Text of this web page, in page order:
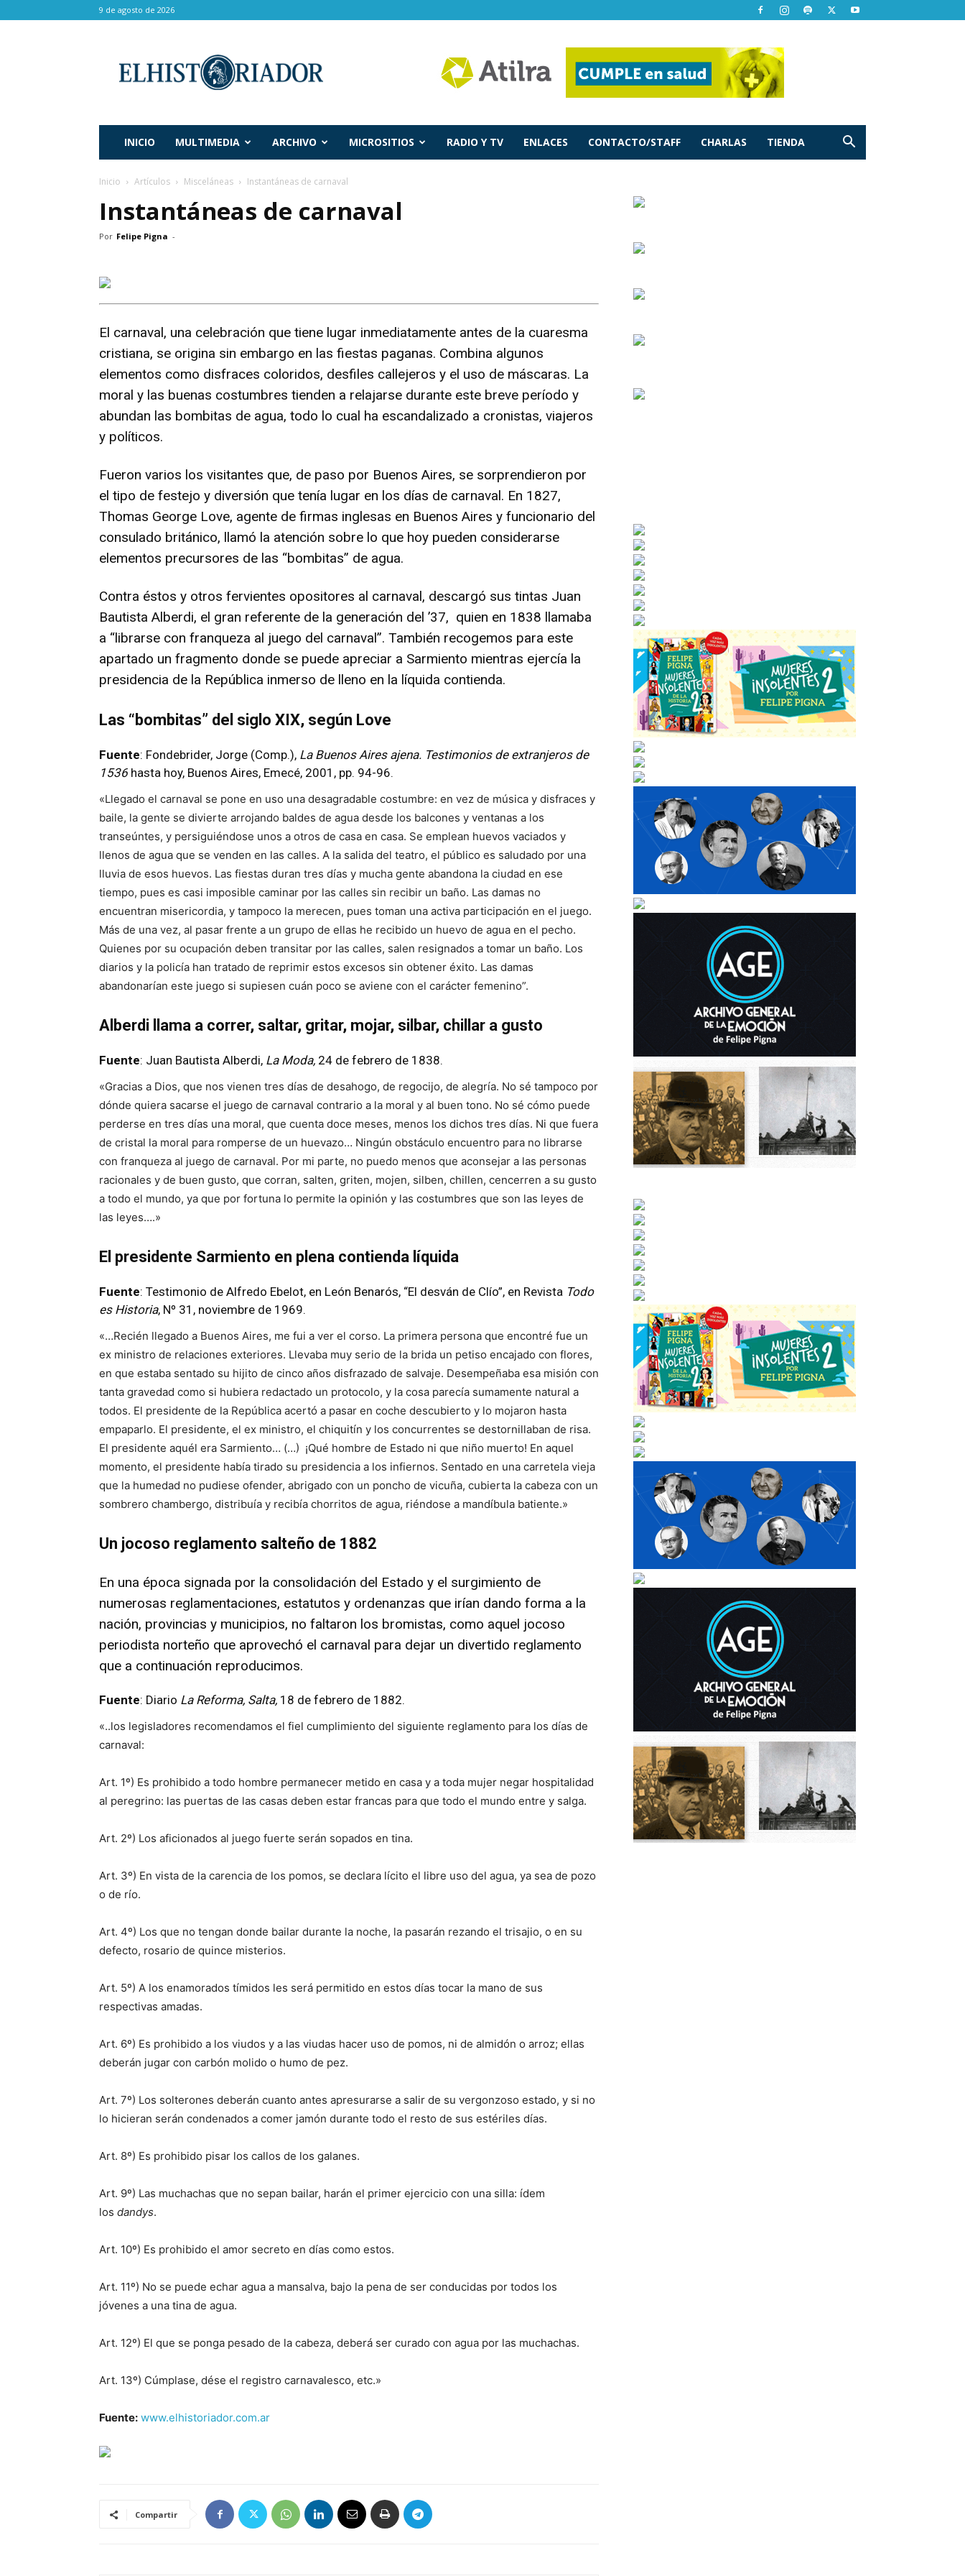
9 de agosto de 2026
Historiador
INICIO MULTIMEDIA ARCHIVO MICROSITIOS RADIO Y TV ENLACES CONTACTO/STAFF CHARLAS TIENDA
Inicio Artículos Misceláneas Instantáneas de carnaval
Instantáneas de carnaval
Por Felipe Pigna -
El carnaval, una celebración que tiene lugar inmediatamente antes de la cuaresma
cristiana, se origina sin embargo en las fiestas paganas. Combina algunos
elementos como disfraces coloridos, desfiles callejeros y el uso de máscaras. La
moral y las buenas costumbres tienden a relajarse durante este breve período y
abundan las bombitas de agua, todo lo cual ha escandalizado a cronistas, viajeros
y políticos.
Fueron varios los visitantes que, de paso por Buenos Aires, se sorprendieron por
el tipo de festejo y diversión que tenía lugar en los días de carnaval. En 1827,
Thomas George Love, agente de firmas inglesas en Buenos Aires y funcionario del
consulado británico, llamó la atención sobre lo que hoy pueden considerarse
elementos precursores de las “bombitas” de agua.
Contra éstos y otros fervientes opositores al carnaval, descargó sus tintas Juan
Bautista Alberdi, el gran referente de la generación del ’37, quien en 1838 llamaba
a “librarse con franqueza al juego del carnaval”. También recogemos para este
apartado un fragmento donde se puede apreciar a Sarmiento mientras ejercía la
presidencia de la República inmerso de lleno en la líquida contienda.
Las “bombitas” del siglo XIX, según Love
Fuente: Fondebrider, Jorge (Comp.), La Buenos Airesajena. Testimonios de extranjeros de
1536 hasta hoy, Buenos Aires, Emecé, 2001, pp. 94-96.
«Llegado el carnaval se pone en uso una desagradable costumbre: en vez de música y disfraces y
baile, la gente se divierte arrojando baldes de agua desde los balcones y ventanas a los
transeúntes, y persiguiéndose unos a otros de casa en casa. Se emplean huevos vaciados y
llenos de agua que se venden en las calles. A la salida del teatro, el público es saludado por una
lluvia de esos huevos. Las fiestas duran tres días y mucha gente abandona la ciudad en ese
tiempo, pues es casi imposible caminar por las calles sin recibir un baño. Las damas no
encuentran misericordia, y tampoco la merecen, pues toman una activa participación en el juego.
Más de una vez, al pasar frente a un grupo de ellas he recibido un huevo de agua en el pecho.
Quienes por su ocupación deben transitar por las calles, salen resignados a tomar un baño. Los
diarios y la policía han tratado de reprimir estos excesos sin obtener éxito. Las damas
abandonarían este juego si supiesen cuán poco se aviene con el carácter femenino”.
Alberdi llama a correr, saltar, gritar, mojar, silbar, chillar a gusto
Fuente: Juan Bautista Alberdi, La Moda, 24 de febrero de 1838.
«Gracias a Dios, que nos vienen tres días de desahogo, de regocijo, de alegría. No sé tampoco por
dónde quiera sacarse el juego de carnaval contrario a la moral y al buen tono. No sé cómo puede
perderse en tres días una moral, que cuenta doce meses, menos los dichos tres días. Ni que fuera
de cristal la moral para romperse de un huevazo… Ningún obstáculo encuentro para no librarse
con franqueza al juego de carnaval. Por mi parte, no puedo menos que aconsejar a las personas
racionales y de buen gusto, que corran, salten, griten, mojen, silben, chillen, cencerren a su gusto
a todo el mundo, ya que por fortuna lo permite la opinión y las costumbres que son las leyes de
las leyes….»
El presidente Sarmiento en plena contienda líquida
Fuente: Testimonio de Alfredo Ebelot, en León Benarós, “El desván de Clío”, en Revista Todo
es Historia, Nº 31, noviembre de 1969.
«…Recién llegado a Buenos Aires, me fui a ver el corso. La primera persona que encontré fue un
ex ministro de relaciones exteriores. Llevaba muy serio de la brida un petiso encajado con flores,
en que estaba sentado su hijito de cinco años disfrazado de salvaje. Desempeñaba esa misión con
tanta gravedad como si hubiera redactado un protocolo, y la cosa parecía sumamente natural a
todos. El presidente de la República acertó a pasar en coche descubierto y lo mojaron hasta
empaparlo. El presidente, el ex ministro, el chiquitín y los concurrentes se destornillaban de risa.
El presidente aquél era Sarmiento… (…) ¡Qué hombre de Estado ni que niño muerto! En aquel
momento, el presidente había tirado su presidencia a los infiernos. Sentado en una carretela vieja
que la humedad no pudiese ofender, abrigado con un poncho de vicuña, cubierta la cabeza con un
sombrero chambergo, distribuía y recibía chorritos de agua, riéndose a mandíbula batiente.»
Un jocoso reglamento salteño de 1882
En una época signada por la consolidación del Estado y el surgimiento de
numerosas reglamentaciones, estatutos y ordenanzas que irían dando forma a la
nación, provincias y municipios, no faltaron los bromistas, como aquel jocoso
periodista norteño que aprovechó el carnaval para dejar un divertido reglamento
que a continuación reproducimos.
Fuente: Diario La Reforma, Salta, 18 de febrero de 1882.
«..los legisladores recomendamos el fiel cumplimiento del siguiente reglamento para los días de
carnaval:
Art. 1º) Es prohibido a todo hombre permanecer metido en casa y a toda mujer negar hospitalidad
al peregrino: las puertas de las casas deben estar francas para que todo el mundo entre y salga.
Art. 2º) Los aficionados al juego fuerte serán sopados en tina.
Art. 3º) En vista de la carencia de los pomos, se declara lícito el libre uso del agua, ya sea de pozo
o de río.
Art. 4º) Los que no tengan donde bailar durante la noche, la pasarán rezando el trisajio, o en su
defecto, rosario de quince misterios.
Art. 5º) A los enamorados tímidos les será permitido en estos días tocar la mano de sus
respectivas amadas.
Art. 6º) Es prohibido a los viudos y a las viudas hacer uso de pomos, ni de almidón o arroz; ellas
deberán jugar con carbón molido o humo de pez.
Art. 7º) Los solterones deberán cuanto antes apresurarse a salir de su vergonzoso estado, y si no
lo hicieran serán condenados a comer jamón durante todo el resto de sus estériles días.
Art. 8º) Es prohibido pisar los callos de los galanes.
Art. 9º) Las muchachas que no sepan bailar, harán el primer ejercicio con una silla: ídem
los dandys.
Art. 10º) Es prohibido el amor secreto en días como estos.
Art. 11º) No se puede echar agua a mansalva, bajo la pena de ser conducidas por todos los
jóvenes a una tina de agua.
Art. 12º) El que se ponga pesado de la cabeza, deberá ser curado con agua por las muchachas.
Art. 13º) Cúmplase, dése el registro carnavalesco, etc.»
Fuente: www.elhistoriador.com.ar
Compartir